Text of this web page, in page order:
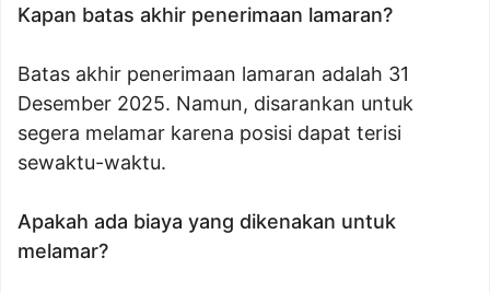
Kapan batas akhir penerimaan lamaran?
Batas akhir penerimaan lamaran adalah 31
Desember 2025. Namun, disarankan untuk
segera melamar karena posisi dapat terisi
sewaktu-waktu.
Apakah ada biaya yang dikenakan untuk
melamar?